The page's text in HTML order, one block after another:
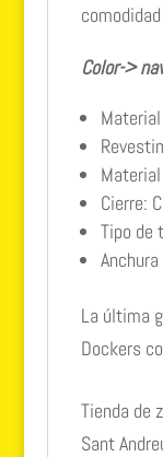
Color->
Cierre:
Tipo de
La última
Dockers
Tienda de
Sant